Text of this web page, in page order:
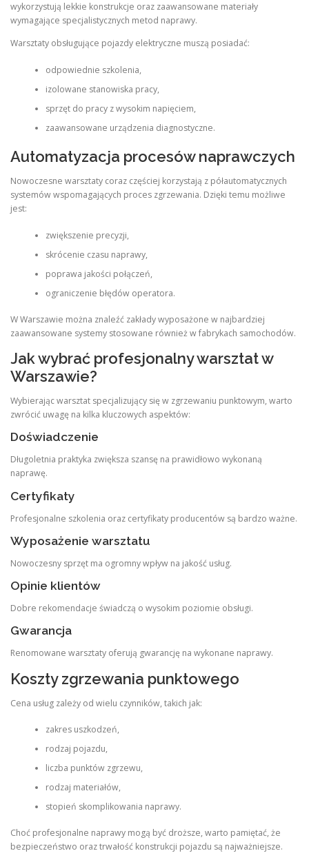
wykorzystują lekkie konstrukcje oraz zaawansowane materiały
wymagające specjalistycznych metod naprawy.
Warsztaty obsługujące pojazdy elektryczne muszą posiadać:
odpowiednie szkolenia,
izolowane stanowiska pracy,
sprzęt do pracy z wysokim napięciem,
zaawansowane urządzenia diagnostyczne.
Automatyzacja procesów naprawczych
Nowoczesne warsztaty coraz częściej korzystają z półautomatycznych
systemów wspomagających proces zgrzewania. Dzięki temu możliwe
jest:
zwiększenie precyzji,
skrócenie czasu naprawy,
poprawa jakości połączeń,
ograniczenie błędów operatora.
W Warszawie można znaleźć zakłady wyposażone w najbardziej
zaawansowane systemy stosowane również w fabrykach samochodów.
Jak wybrać profesjonalny warsztat w
Warszawie?
Wybierając warsztat specjalizujący się w zgrzewaniu punktowym, warto
zwrócić uwagę na kilka kluczowych aspektów:
Doświadczenie
Długoletnia praktyka zwiększa szansę na prawidłowo wykonaną
naprawę.
Certyfikaty
Profesjonalne szkolenia oraz certyfikaty producentów są bardzo ważne.
Wyposażenie warsztatu
Nowoczesny sprzęt ma ogromny wpływ na jakość usług.
Opinie klientów
Dobre rekomendacje świadczą o wysokim poziomie obsługi.
Gwarancja
Renomowane warsztaty oferują gwarancję na wykonane naprawy.
Koszty zgrzewania punktowego
Cena usług zależy od wielu czynników, takich jak:
zakres uszkodzeń,
rodzaj pojazdu,
liczba punktów zgrzewu,
rodzaj materiałów,
stopień skomplikowania naprawy.
Choć profesjonalne naprawy mogą być droższe, warto pamiętać, że
bezpieczeństwo oraz trwałość konstrukcji pojazdu są najważniejsze.